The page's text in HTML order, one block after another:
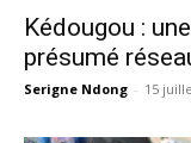
Kédougou :
présumé
Serigne Ndong - 15